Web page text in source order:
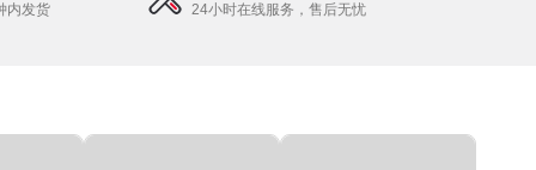
内发货 24小时在线服务，售后无忧